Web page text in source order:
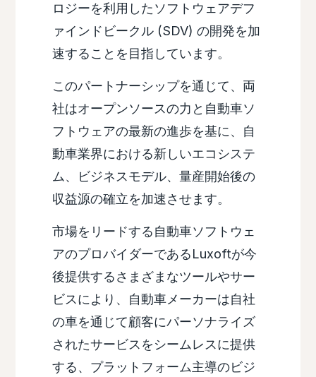
ロジーを利用したソフトウェアデフ
ァインドビークル (SDV) の開発を加
速することを目指しています。
このパートナーシップを通じて、両
社はオープンソースの力と自動車ソ
フトウェアの最新の進歩を基に、自
動車業界における新しいエコシステ
ム、ビジネスモデル、量産開始後の
収益源の確立を加速させます。
市場をリードする自動車ソフトウェ
アのプロバイダーであるLuxoftが今
後提供するさまざまなツールやサー
ビスにより、自動車メーカーは自社
の車を通じて顧客にパーソナライズ
されたサービスをシームレスに提供
する、プラットフォーム主導のビジ